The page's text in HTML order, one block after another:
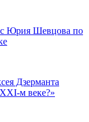
Юрия Шевцова по
Дзерманта
м веке?»